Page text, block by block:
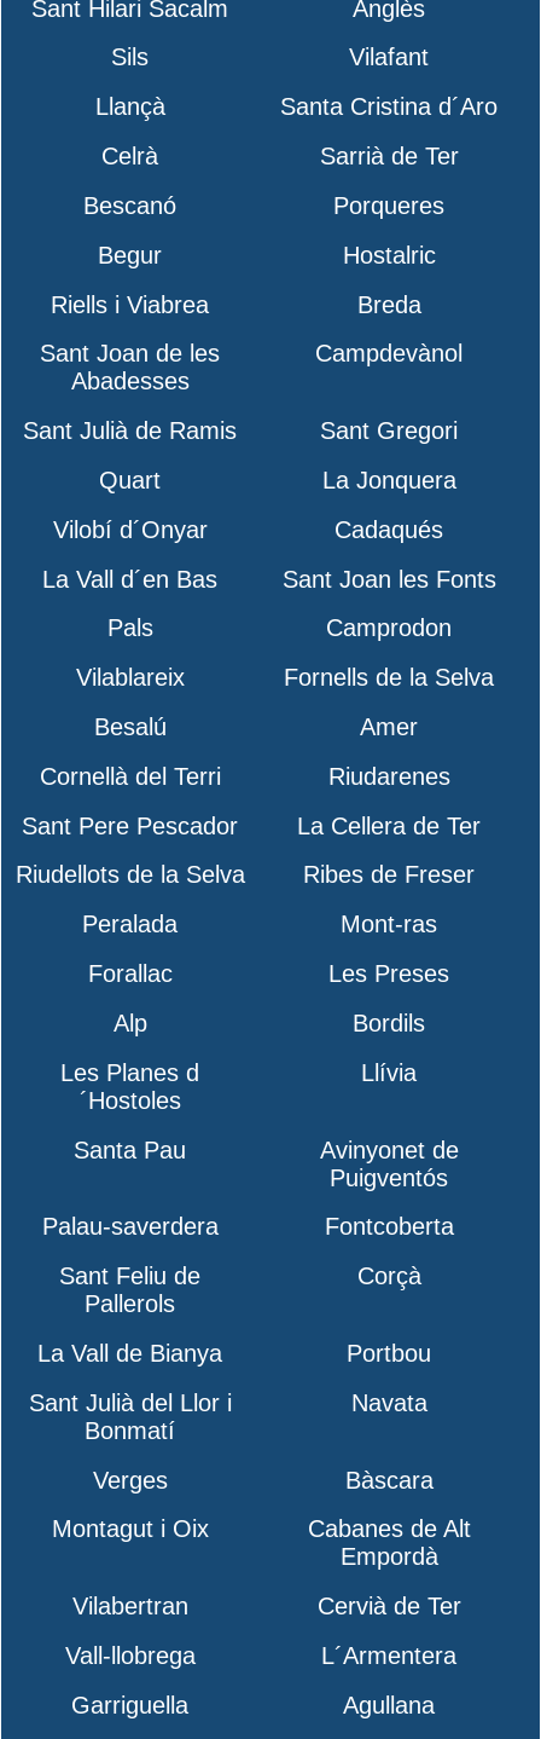
Sant Hilari Sacalm
Anglès
Sils
Vilafant
Llançà
Santa Cristina d´Aro
Celrà
Sarrià de Ter
Bescanó
Porqueres
Begur
Hostalric
Riells i Viabrea
Breda
Sant Joan de les
Abadesses
Campdevànol
Sant Julià de Ramis
Sant Gregori
Quart
La Jonquera
Vilobí d´Onyar
Cadaqués
La Vall d´en Bas
Sant Joan les Fonts
Pals
Camprodon
Vilablareix
Fornells de la Selva
Besalú
Amer
Cornellà del Terri
Riudarenes
Sant Pere Pescador
La Cellera de Ter
Riudellots de la Selva
Ribes de Freser
Peralada
Mont-ras
Forallac
Les Preses
Alp
Bordils
Les Planes d
´Hostoles
Llívia
Santa Pau
Avinyonet de
Puigventós
Palau-saverdera
Fontcoberta
Sant Feliu de
Pallerols
Corçà
La Vall de Bianya
Portbou
Sant Julià del Llor i
Bonmatí
Navata
Verges
Bàscara
Montagut i Oix
Cabanes de Alt
Empordà
Vilabertran
Cervià de Ter
Vall-llobrega
L´Armentera
Garriguella
Agullana